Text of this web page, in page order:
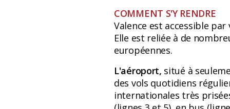
COMMENT S'Y RENDRE
Valence est accessible
Elle est reliée à de
européennes.
L'aéroport, situé à
des vols quotidiens
internationales très